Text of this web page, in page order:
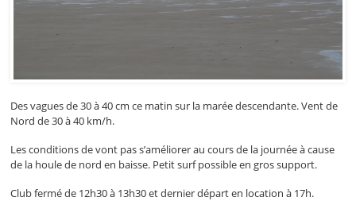
Des vagues de 30 à 40 cm ce matin sur la marée descendante. Vent de
Nord de 30 à 40 km/h.
Les conditions de vont pas s’améliorer au cours de la journée à cause
de la houle de nord en baisse. Petit surf possible en gros support.
Club fermé de 12h30 à 13h30 et dernier départ en location à 17h.